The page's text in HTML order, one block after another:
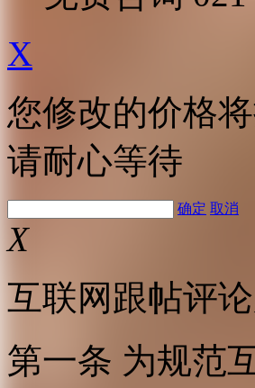
X
您修改的价格
请耐心等待
确定 取消
X
互联网跟帖评
第一条 为规范